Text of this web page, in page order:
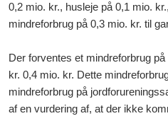
0,2 mio. kr., husleje på 0,1 mio.
mindreforbrug på 0,3 mio. kr. til
Der forventes et mindreforbrug
kr. 0,4 mio. kr. Dette
mindreforbrug på
af en vurdering af, at der ikke